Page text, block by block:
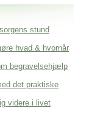
stund
hvad & hvornår
begravelsehjælp
det praktiske
videre i livet